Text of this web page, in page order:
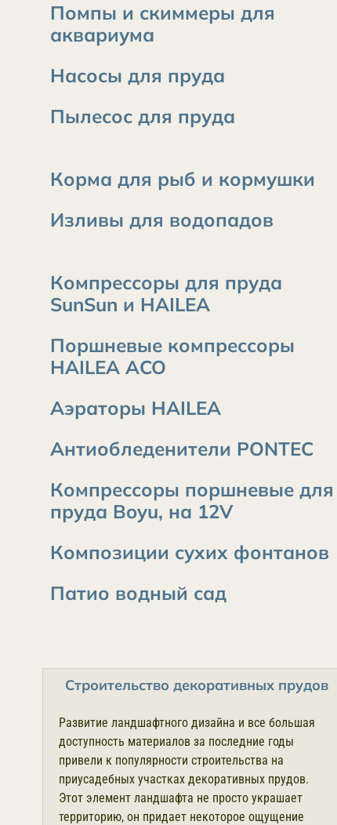
Помпы и скиммеры для
аквариума
Насосы для пруда
Пылесос для пруда
Корма для рыб и кормушки
Изливы для водопадов
Компрессоры для пруда
SunSun и HAILEA
Поршневые компрессоры
HAILEA ACO
Аэраторы HAILEA
Антиобледенители PONTEC
Компрессоры поршневые для
пруда Boyu, на 12V
Композиции сухих фонтанов
Патио водный сад
Строительство декоративных прудов
Развитие ландшафтного дизайна и все большая
доступность материалов за последние годы
привели к популярности строительства на
приусадебных участках декоративных прудов.
Этот элемент ландшафта не просто украшает
территорию, он придает некоторое ощущение